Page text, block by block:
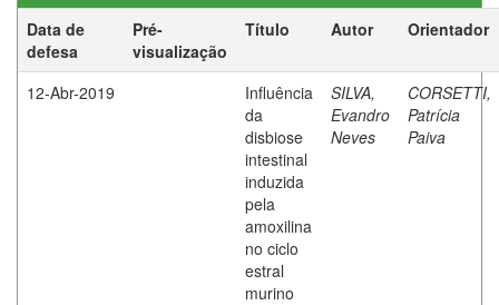
Data de
defesa
Pré-
visualização
Título Autor Orientador
12-Abr-2019
Influência
da
disbiose
intestinal
induzida
pela
amoxilina
no ciclo
estral
murino
SILVA,
Evandro
Neves
CORSETTI,
Patrícia
Paiva